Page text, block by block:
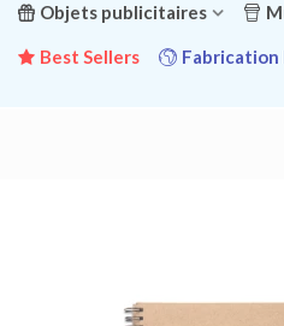
Objets publicitaires
Best Sellers Fabrication